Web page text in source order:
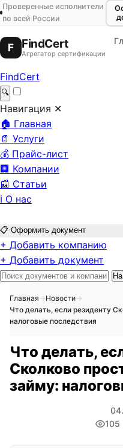
Проверенные исполнители
по всей России
F FindCert
Агрегатор сертификации
FindCert
🔍
Навигация ✕
🏠 Главная
📄 Услуги
💰 Прайс-лист
🏢 Компании
📰 Статьи
ℹ️ О нас
📋 Оформить документ
+ Добавить компанию
+ Добавить документ
Главная →Новости→
Что делать, если резиденту
налоговые последствия
Что делать,
Сколково
займу:
105